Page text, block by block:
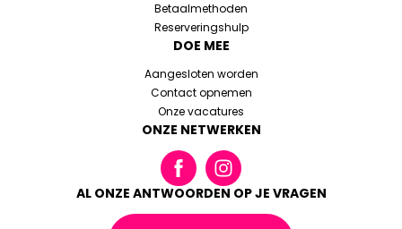
Betaalmethoden
Reserveringshulp
DOE MEE
Aangesloten worden
Contact opnemen
Onze vacatures
ONZE NETWERKEN
AL ONZE ANTWOORDEN OP JE VRAGEN